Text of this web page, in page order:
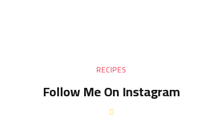
RECIPES
Follow Me On Instagram